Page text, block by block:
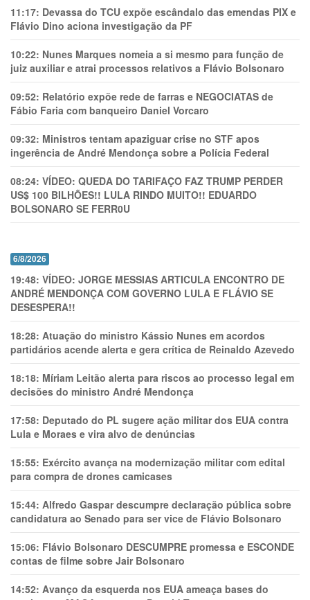
11:17: Devassa do TCU expõe escândalo das emendas PIX e
Flávio Dino aciona investigação da PF
10:22: Nunes Marques nomeia a si mesmo para função de
juiz auxiliar e atrai processos relativos a Flávio Bolsonaro
09:52: Relatório expõe rede de farras e NEGOCIATAS de
Fábio Faria com banqueiro Daniel Vorcaro
09:32: Ministros tentam apaziguar crise no STF apos
ingerência de André Mendonça sobre a Polícia Federal
08:24: VÍDEO: QUEDA DO TARIFAÇO FAZ TRUMP PERDER
US$ 100 BILHÕES!! LULA RINDO MUITO!! EDUARDO
BOLSONARO SE FERR0U
6/8/2026
19:48: VÍDEO: JORGE MESSIAS ARTICULA ENCONTRO DE
ANDRÉ MENDONÇA COM GOVERNO LULA E FLÁVIO SE
DESESPERA!!
18:28: Atuação do ministro Kássio Nunes em acordos
partidários acende alerta e gera crítica de Reinaldo Azevedo
18:18: Míriam Leitão alerta para riscos ao processo legal em
decisões do ministro André Mendonça
17:58: Deputado do PL sugere ação militar dos EUA contra
Lula e Moraes e vira alvo de denúncias
15:55: Exército avança na modernização militar com edital
para compra de drones camicases
15:44: Alfredo Gaspar descumpre declaração pública sobre
candidatura ao Senado para ser vice de Flávio Bolsonaro
15:06: Flávio Bolsonaro DESCUMPRE promessa e ESCONDE
contas de filme sobre Jair Bolsonaro
14:52: Avanço da esquerda nos EUA ameaça bases do